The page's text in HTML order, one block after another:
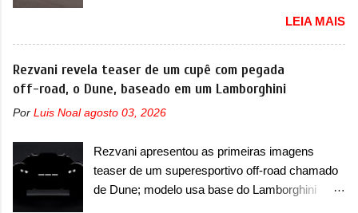
primeiras imagens do interior com a nova
configuração. A principal mudança fica por
conta da segunda fila de bancos, que perde as
poltronas individuais por bancos mais
convencionais, de três lugares. Ao mesmo
pode reclinar e nele existe dois espaços de
recarga por indução para smartphones...
imagens teaser do Type 01 em testes pelas
ruas de Mônaco. O modelo continua rodando
em testes e chegou no principado para o E-Prix
de Fórmula E, como apoio a equipe da Jaguar
na competição. O elétrico aproveitou para
passar por uma série de localidades da cidade-
Cassino e La Rascasse. Para ir a Mônaco, a
marca inglesa apresentou uma nova
camuflagem ao elétrico que representa uma
LEIA MAIS
Rezvani revela teaser de um cupê com pegada
off-road, o Dune, baseado em um Lamborghini
Por Luis Noal agosto 03, 2026
Rezvani apresentou as primeiras imagens
teaser de um superesportivo off-road chamado
de Dune; modelo usa base do Lamborghini